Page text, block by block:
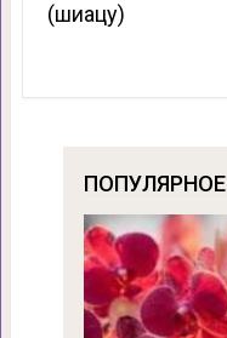
(шиацу)
ПОПУЛЯРНОЕ